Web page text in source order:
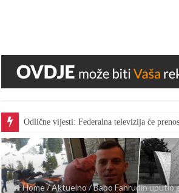
Odlične vijesti: Federalna televizija će
Home/Aktuelno /Babo Fahrudin uputio